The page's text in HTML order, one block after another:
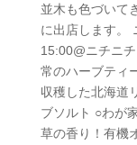
並木も色づいて
に出店します。
15:00@ニチニ
常のハーブティ
収穫した北海道
ブソルト ○わが
草の香り！有機